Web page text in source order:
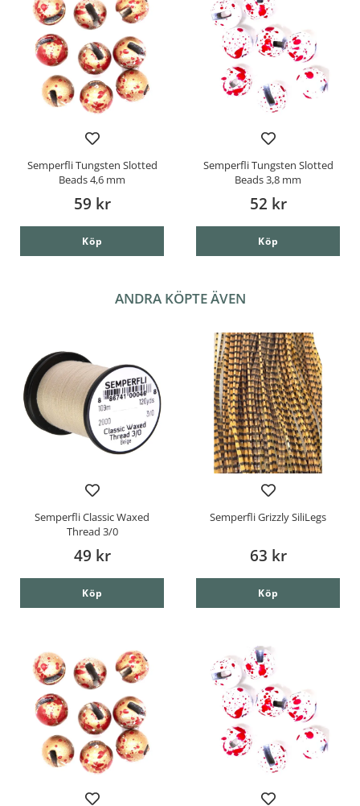
Semperfli Tungsten Slotted
Beads 4,6 mm
59 kr
Köp
Semperfli Tungsten Slotted
Beads 3,8 mm
52 kr
Köp
ANDRA KÖPTE ÄVEN
Semperfli Classic Waxed
Thread 3/0
49 kr
Köp
Semperfli Grizzly SiliLegs
63 kr
Köp